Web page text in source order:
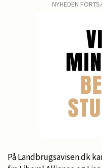
NYHEDEN
På Landbrugsavisen.dk